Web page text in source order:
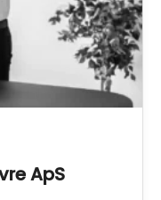
ApS